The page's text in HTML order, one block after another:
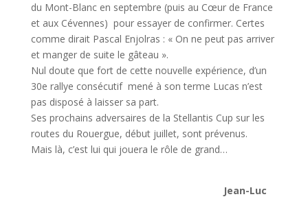
du Mont-Blanc en septembre (puis au Cœur de France
et aux Cévennes) pour essayer de confirmer. Certes
comme dirait Pascal Enjolras : « On ne peut pas arriver
et manger de suite le gâteau ».
Nul doute que fort de cette nouvelle expérience, d’un
30e rallye consécutif mené à son terme Lucas n’est
pas disposé à laisser sa part.
Ses prochains adversaires de la Stellantis Cup sur les
routes du Rouergue, début juillet, sont prévenus.
Mais là, c’est lui qui jouera le rôle de grand…
Jean-Luc